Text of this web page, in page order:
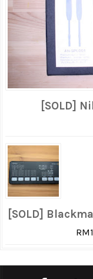
[SOLD]
[SOLD]